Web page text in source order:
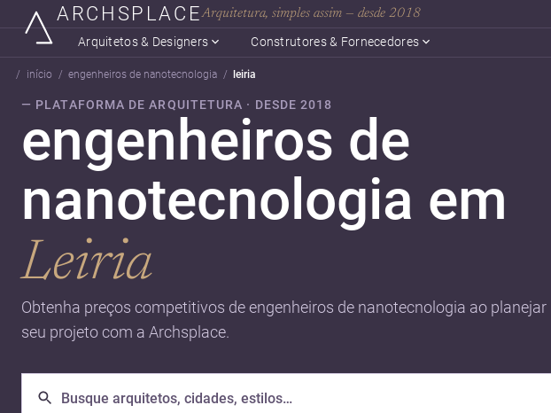
ARCHSPLACEArquitetura, simples assim — desde 2018
Arquitetos & Designers Construtores & Fornecedores
início engenheiros de nanotecnologia leiria
— PLATAFORMA DE ARQUITETURA · DESDE 2018
engenheiros de
nanotecnologia em
Leiria
Obtenha preços competitivos de engenheiros de nanotecnologia ao planejar
seu projeto com a Archsplace.